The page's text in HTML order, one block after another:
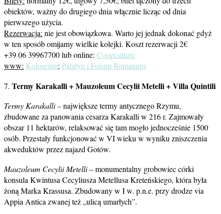
obiektów, ważny do drugiego dnia włącznie licząc od dnia
pierwszego użycia.
Rezerwacja: nie jest obowiązkowa. Warto jej jednak dokonać gdyż
w ten sposób omijamy wielkie kolejki. Koszt rezerwacji 2€
+39 06 39967700 lub online: Coopculture
www: Koloseum; Palatyn i Forum Romanum
7. Termy Karakalli + Mauzoleum Cecylii Metelli + Villa Quintili
Termy Karakalli– największe termy antycznego Rzymu,
zbudowane za panowania cesarza Karakalli w 216 r. Zajmowały
obszar 11 hektarów, relaksować się tam mogło jednocześnie 1500
osób. Przestały funkcjonować w VI wieku w wyniku zniszczenia
akweduktów przez najazd Gotów.
Mauzoleum Cecylii Metelli– monumentalny grobowiec córki
konsula Kwintusa Cecyliusza Metellusa Kreteńskiego, która była
żoną Marka Krassusa. Zbudowany w I w. p.n.e. przy drodze via
Appia Antica zwanej też „ulicą umarłych”.